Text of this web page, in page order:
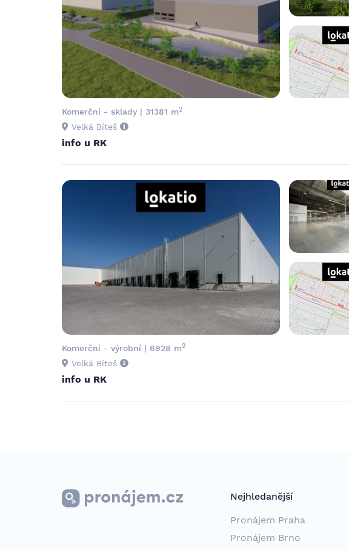
Komerční - sklady | 31381 m2
Velká Bíteš
info u RK
Komerční - výrobní | 6928 m2
Velká Bíteš
info u RK
Nejhledanější
Pronájem Praha
Pronájem Brno